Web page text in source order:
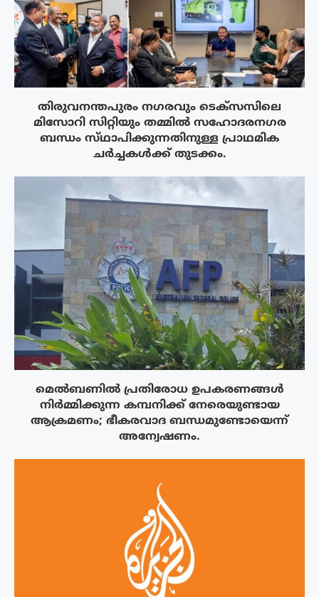
തിരുവനന്തപുരം നഗരവും ടെക്‌സസിലെ
മിസോറി സിറ്റിയും തമ്മിൽ സഹോദരനഗര
ബന്ധം സ്‌ഥാപിക്കുന്നതിനുള്ള പ്രാഥമിക
ചർച്ചകൾക്ക് തുടക്കം.
മെൽബണിൽ പ്രതിരോധ ഉപകരണങ്ങൾ
നിർമ്മിക്കുന്ന കമ്പനിക്ക് നേരെയുണ്ടായ
ആക്രമണം; ഭീകരവാദ ബന്ധമുണ്ടോയെന്ന്
അന്വേഷണം.